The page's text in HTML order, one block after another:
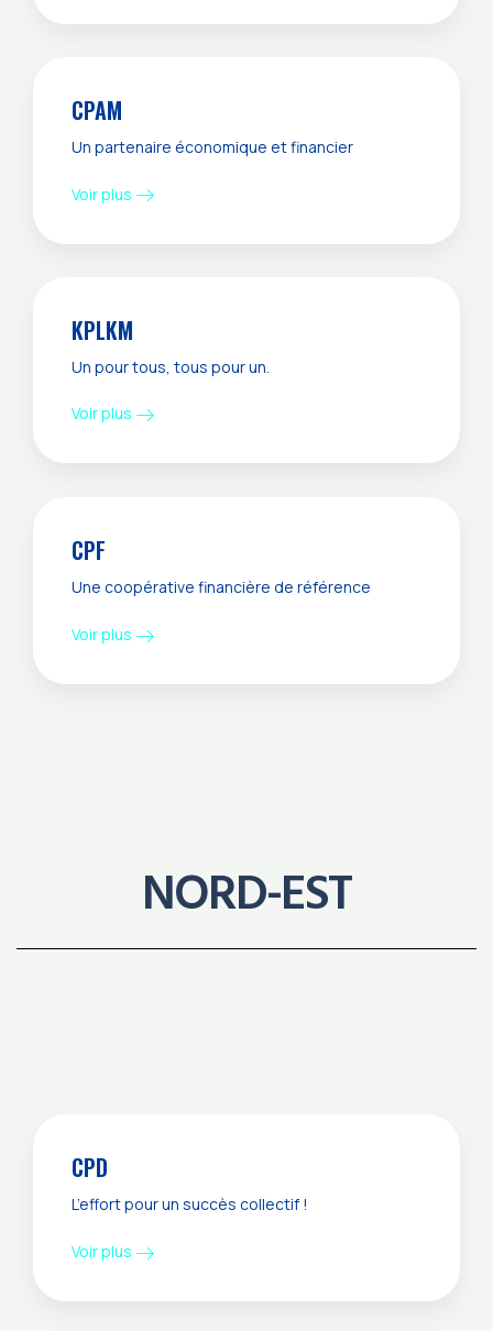
CPAM
Un partenaire économique et financier
Voir plus
KPLKM
Un pour tous, tous pour un.
Voir plus
CPF
Une coopérative financière de référence
Voir plus
NORD-EST
CPD
L’effort pour un succès collectif !
Voir plus